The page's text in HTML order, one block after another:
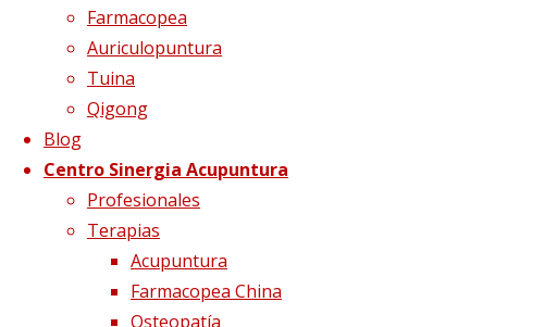
Farmacopea
Auriculopuntura
Tuina
Qigong
Blog
Centro Sinergia Acupuntura
Profesionales
Terapias
Acupuntura
Farmacopea China
Osteopatía